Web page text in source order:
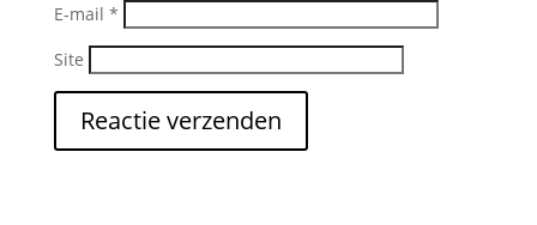
E-mail *
Site